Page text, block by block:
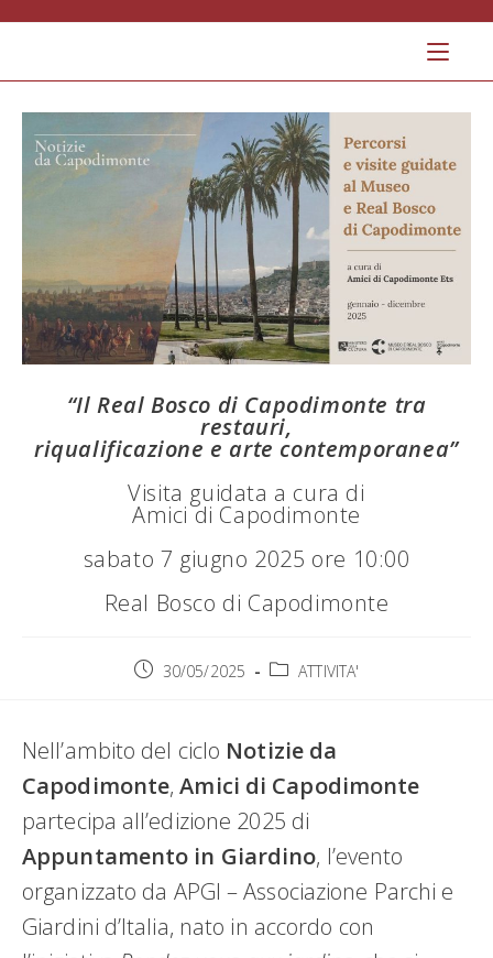
“Il Real Bosco di Capodimonte tra
restauri,
riqualificazione e arte contemporanea”
Visita guidata a cura di
Amici di Capodimonte
sabato 7 giugno 2025 ore 10:00
Real Bosco di Capodimonte
Articolo30/05/2025
Categoria
ATTIVITA'
Nell’ambito del ciclo Notizie da
Capodimonte, Amici di Capodimonte
partecipa all’edizione 2025 di
Appuntamento in Giardino, l’evento
organizzato da APGI – Associazione Parchi e
Giardini d’Italia, nato in accordo con